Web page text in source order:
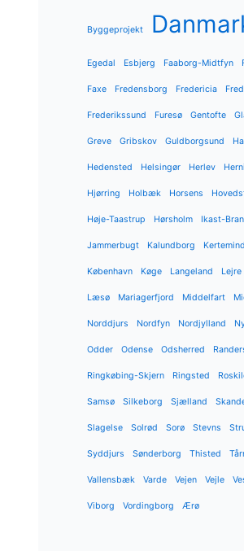
Byggeprojekt
Egedal Esbjerg Faaborg-Midtfyn
Faxe Fredensborg Fredericia
Frederikssund Furesø Gentofte
Greve Gribskov Guldborgsund
Hedensted Helsingør Herlev
Hjørring Holbæk Horsens
Høje-Taastrup Hørsholm Ikast-
Jammerbugt Kalundborg
København Køge Langeland Lejre
Læsø Mariagerfjord Middelfart
Norddjurs Nordfyn Nordjylland
Odder Odense Odsherred
Ringkøbing-Skjern Ringsted
Samsø Silkeborg Sjælland
Slagelse Solrød Sorø Stevns
Syddjurs Sønderborg Thisted
Vallensbæk Varde Vejen Vejle
Viborg Vordingborg Ærø